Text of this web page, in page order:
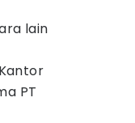
lain
PT